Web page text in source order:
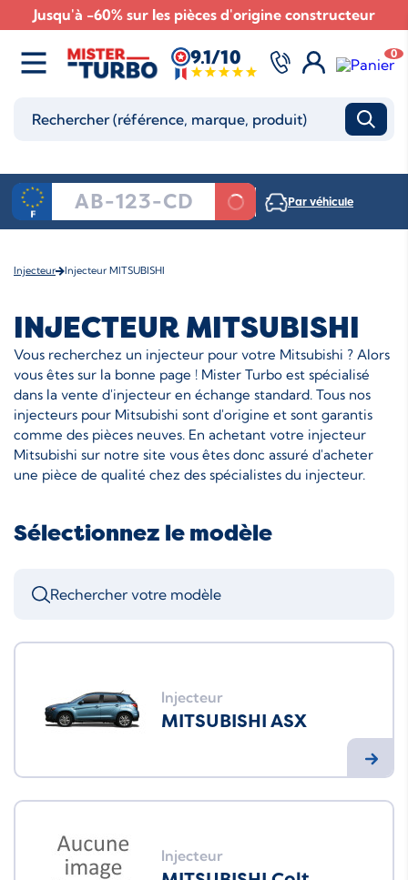
Jusqu'à -60% sur les pièces d'origine constructeur
9.1/10 0
Par véhicule
Injecteur Injecteur MITSUBISHI
INJECTEUR MITSUBISHI
Vous recherchez un injecteur pour votre Mitsubishi ? Alors
vous êtes sur la bonne page ! Mister Turbo est spécialisé
dans la vente d'injecteur en échange standard. Tous nos
injecteurs pour Mitsubishi sont d'origine et sont garantis
comme des pièces neuves. En achetant votre injecteur
Mitsubishi sur notre site vous êtes donc assuré d'acheter
une pièce de qualité chez des spécialistes du injecteur.
Sélectionnez le modèle
Injecteur
MITSUBISHI ASX
Injecteur